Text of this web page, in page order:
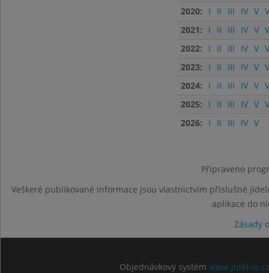
2020:
I II III IV V
2021:
I II III IV V
2022:
I II III IV V
2023:
I II III IV V
2024:
I II III IV V
2025:
I II III IV V
2026:
I II III IV V
Připraveno
Veškeré publikované informace jsou vlastnictvím příslušné
aplikace do
Zásady
Objednávkový systém www.jidelna.cz